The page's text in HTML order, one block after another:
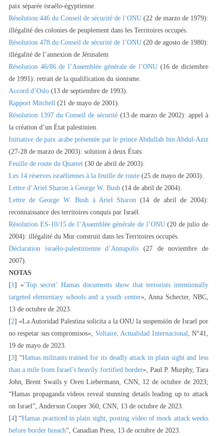
paix séparée israélo-égyptienne.
Résolution 446 du Conseil de sécurité de l’ONU (22 de marzo de 1979):
illégalité des colonies de peuplement dans les Territoires occupés.
Résolution 478 du Conseil de sécurité de l’ONU(20 de agosto de 1980):
illégalité de l’annexion de Jérusalem
Résolution 46/86 de l’Assemblée générale de l’ONU (16 de diciembre
de 1991): retrait de la qualification du sionisme.
Accord d’Oslo (13 de septiembre de 1993).
Rapport Mitchell (21 de mayo de 2001).
Résolution 1397 du Conseil de sécurité(13 de marzo de 2002): appel à
la création d’un État palestinien.
Initiative de paix arabe présentée par le prince Abdullah bin Abdul-Aziz
(27-28 de marzo de 2003): solution à deux États.
Feuille de route du Quartet (30 de abril de 2003).
Les 14 réserves israéliennes à la feuille de route (25 de mayo de 2003).
Lettre d’Ariel Sharon à George W. Bush (14 de abril de 2004).
Lettre de George W. Bush à Ariel Sharon (14 de abril de 2004):
reconnaissance des territoires conquis par Israël.
Résolution ES-10/15 de l’Assemblée générale de l’ONU(20 de julio de
2004): illégalité du Mur construit dans les Territoires occupés.
Déclaration israélo-palestinienne d’Annapolis (27 de noviembre de
2007).
NOTAS
[1 ] «’Top secret’ Hamas documents show that terrorists intentionally
targeted elementary schools and a youth center», Anna Schecter, NBC,
13 de octubre de 2023.
[2] «La Autoridad Palestina solicita a la ONU la suspensión de Israel por
no respetar sus compromisos», Voltaire, Actualidad Internacional
, N°41,
19 de mayo de 2023.
[3] “Hamas militants trained for its deadly attack in plain sight and less
than a mile from Israel’s heavily fortified border», Paul P. Murphy, Tara
John, Brent Swails y Oren Liebermann, CNN, 12 de octubre de 2023;
“Hamas propaganda videos reveal stunning details leading up to attack
on Israel”, Anderson Cooper 360, CNN, 13 de octubre de 2023.
[4] “Hamas practiced in plain sight, posting video of mock attack weeks
before border breach”, Canadian Press, 13 de octubre de 2023.